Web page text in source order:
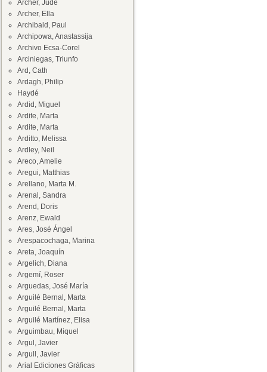
Archer, Jude
Archer, Ella
Archibald, Paul
Archipowa, Anastassija
Archivo Ecsa-Corel
Arciniegas, Triunfo
Ard, Cath
Ardagh, Philip
Haydé
Ardid, Miguel
Ardite, Marta
Ardite, Marta
Arditto, Melissa
Ardley, Neil
Areco, Amelie
Aregui, Matthias
Arellano, Marta M.
Arenal, Sandra
Arend, Doris
Arenz, Ewald
Ares, José Ángel
Arespacochaga, Marina
Areta, Joaquín
Argelich, Diana
Argemí, Roser
Arguedas, José María
Arguilé Bernal, Marta
Arguilé Bernal, Marta
Arguilé Martínez, Elisa
Arguimbau, Miquel
Argul, Javier
Argull, Javier
Arial Ediciones Gráficas